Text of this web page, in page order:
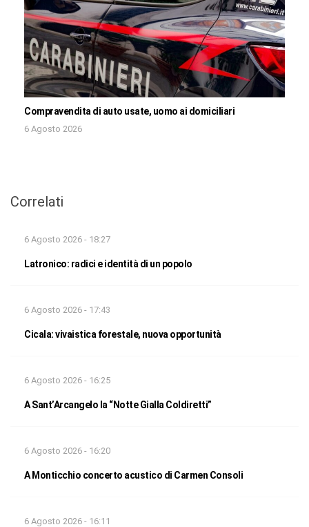
Compravendita di auto usate, uomo ai domiciliari
6 Agosto 2026
Correlati
6 Agosto 2026 - 18:27
Latronico: radici e identità di un popolo
6 Agosto 2026 - 17:43
Cicala: vivaistica forestale, nuova opportunità
6 Agosto 2026 - 16:25
A Sant’Arcangelo la “Notte Gialla Coldiretti”
6 Agosto 2026 - 16:20
A Monticchio concerto acustico di Carmen Consoli
6 Agosto 2026 - 16:11